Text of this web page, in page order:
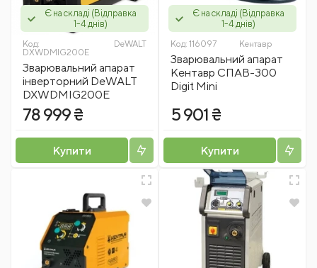
Є на складі (Відправка
1-4 днів)
Код:
DXWDMIG200E
DeWALT
Зварювальний апарат
інверторний DeWALT
DXWDMIG200E
78 999 ₴
Купити
Є на складі (Відправка
1-4 днів)
Код: 116097 Кентавр
Зварювальний апарат
Кентавр СПАВ-300
Digit Mini
5 901 ₴
Купити